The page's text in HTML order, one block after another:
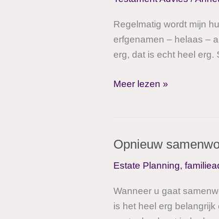
Regelmatig wordt mijn
erfgenamen – helaas –
erg, dat is echt heel erg.
Dingen
en
elkaar
zijn
Meer lezen »
Opnieuw
Estate Planning,
Wanneer u gaat
is het heel erg